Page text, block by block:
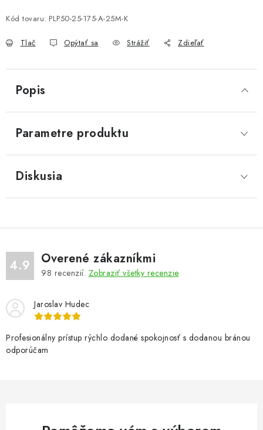
Kód tovaru: PLP50-25-175-A-25M-K
Tlač Opýtať sa Strážiť Zdieľať
Popis
Parametre produktu
Diskusia
4.9 Overené zákazníkmi
98 recenzií. Zobraziť všetky recenzie
Jaroslav Hudec
Profesionálny prístup rýchlo dodané spokojnosť s dodanou bránou
odporúčam